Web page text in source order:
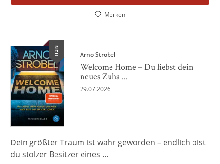
Merken
NEU Arno Strobel
Welcome Home – Du liebst dein
neues Zuha ...
29.07.2026
Dein größter Traum ist wahr geworden – endlich bist
du stolzer Besitzer eines ...